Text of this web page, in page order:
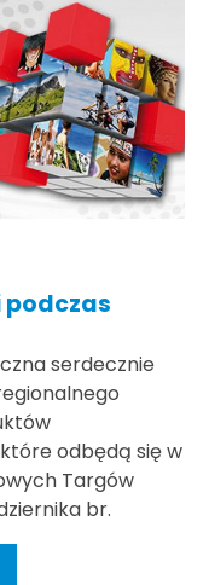
podczas
serdecznie
które odbędą się w
Targów
br.